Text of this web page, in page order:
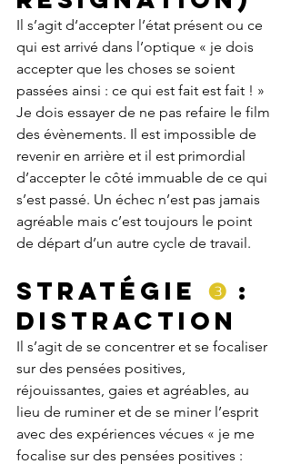
Il s’agit d‘accepter l’état présent ou ce
qui est arrivé dans l’optique « je dois
accepter que les choses se soient
passées ainsi : ce qui est fait est fait ! »
Je dois essayer de ne pas refaire le film
des évènements. Il est impossible de
revenir en arrière et il est primordial
d’accepter le côté immuable de ce qui
s’est passé. Un échec n’est pas jamais
agréable mais c’est toujours le point
de départ d’un autre cycle de travail.
Stratégie ❸ :
Distraction
Il s’agit de se concentrer et se focaliser
sur des pensées positives,
réjouissantes, gaies et agréables, au
lieu de ruminer et de se miner l’esprit
avec des expériences vécues « je me
focalise sur des pensées positives :